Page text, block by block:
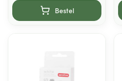
Bestel